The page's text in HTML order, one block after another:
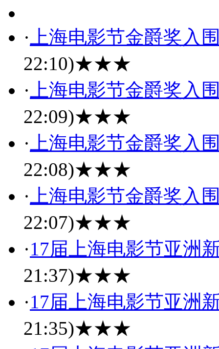
· 上海电影节金爵奖入
22:10)★★★
· 上海电影节金爵奖入
22:09)★★★
· 上海电影节金爵奖入
22:08)★★★
· 上海电影节金爵奖入
22:07)★★★
·17届上海电影节亚洲
21:37)★★★
·17届上海电影节亚洲
21:35)★★★